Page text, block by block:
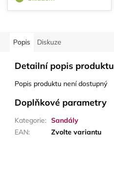
Popis Diskuze
Detailní popis produktu
Popis produktu není dostupný
Doplňkové parametry
Kategorie: Sandály
EAN: Zvolte variantu